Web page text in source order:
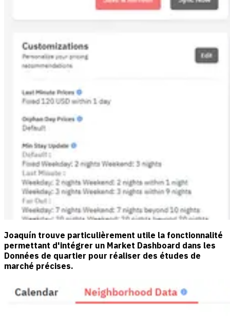
Joaquín trouve particulièrement utile la fonctionnalité
permettant d'intégrer un Market Dashboard dans les
Données de quartier pour réaliser des études de
marché précises.